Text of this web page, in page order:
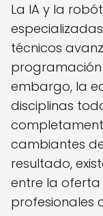
La IA y la
técnicos
programación
embargo, la
disciplinas
cambiantes
resultado,
entre la
profesionales